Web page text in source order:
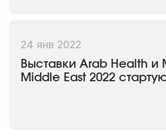
24 янв 2022
Выставки Arab Health и
Middle East 2022